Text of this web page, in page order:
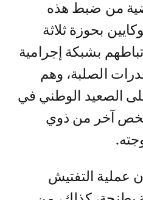
من ضبط هذه
بحوزة ثلاثة
بشبكة إجرامية
الصلبة، وهم
الصعيد الوطني في
آخر من ذوي
عملية التفتيش